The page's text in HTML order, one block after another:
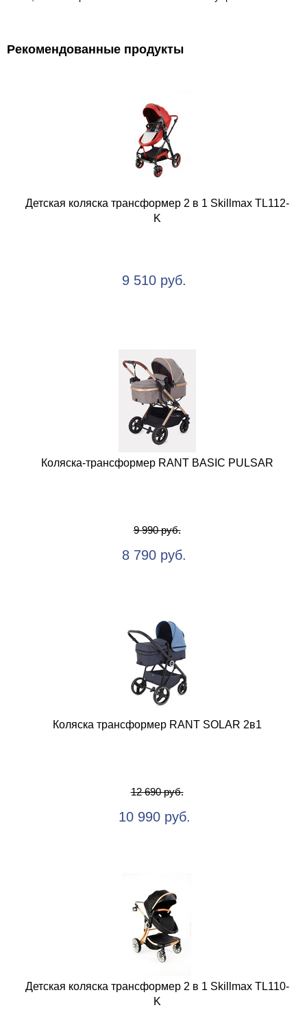
Рекомендованные продукты
Детская коляска трансформер 2 в 1 Skillmax TL112-
K
9 510 руб.
Коляска-трансформер RANT BASIC PULSAR
9 990 руб.
8 790 руб.
Коляска трансформер RANT SOLAR 2в1
12 690 руб.
10 990 руб.
Детская коляска трансформер 2 в 1 Skillmax TL110-
K